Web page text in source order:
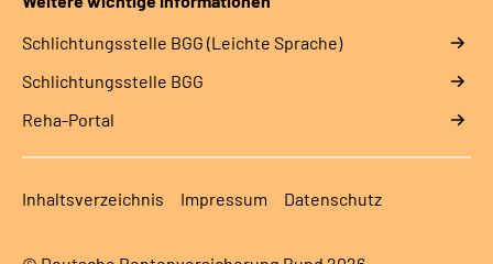
Schlich­tungs­stel­le BGG (Leichte Sprache)
Schlich­tungs­stel­le BGG
Reha-Portal
Inhaltsverzeichnis Impressum Datenschutz